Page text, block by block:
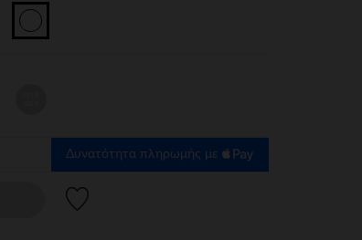
Δυνατότητα πληρωμής με